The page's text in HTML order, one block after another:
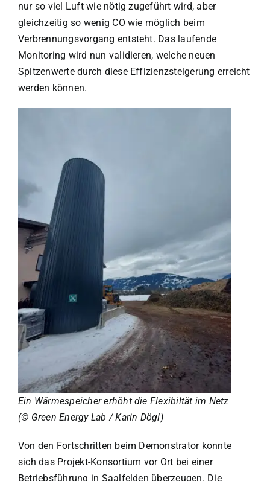
nur so viel Luft wie nötig zugeführt wird, aber
gleichzeitig so wenig CO wie möglich beim
Verbrennungsvorgang entsteht. Das laufende
Monitoring wird nun validieren, welche neuen
Spitzenwerte durch diese Effizienzsteigerung erreicht
werden können.
Ein Wärmespeicher erhöht die Flexibiltät im Netz
(© Green Energy Lab / Karin Dögl)
Von den Fortschritten beim Demonstrator konnte
sich das Projekt-Konsortium vor Ort bei einer
Betriebsführung in Saalfelden überzeugen. Die